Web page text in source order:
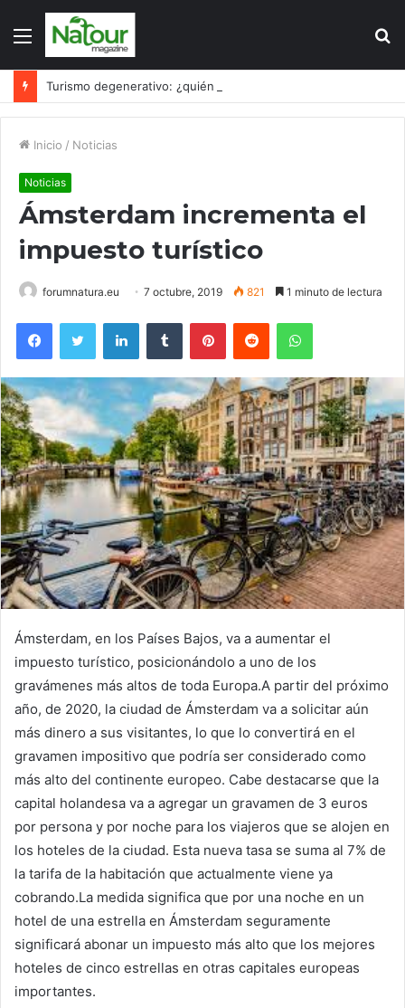
Menú
Inicio / Noticias
Noticias
Ámsterdam incrementa el
impuesto turístico
forumnatura.eu 7 octubre, 2019 821 1 minuto de lectura
FacebookTwitter LinkedInTumblr PinterestReddit WhatsApp
Ámsterdam, en los Países Bajos, va a aumentar el
impuesto turístico, posicionándolo a uno de los
gravámenes más altos de toda Europa.A partir del próximo
año, de 2020, la ciudad de Ámsterdam va a solicitar aún
más dinero a sus visitantes, lo que lo convertirá en el
gravamen impositivo que podría ser considerado como
más alto del continente europeo. Cabe destacarse que la
capital holandesa va a agregar un gravamen de 3 euros
por persona y por noche para los viajeros que se alojen en
los hoteles de la ciudad. Esta nueva tasa se suma al 7% de
la tarifa de la habitación que actualmente viene ya
cobrando.La medida significa que por una noche en un
hotel de una estrella en Ámsterdam seguramente
significará abonar un impuesto más alto que los mejores
hoteles de cinco estrellas en otras capitales europeas
importantes.